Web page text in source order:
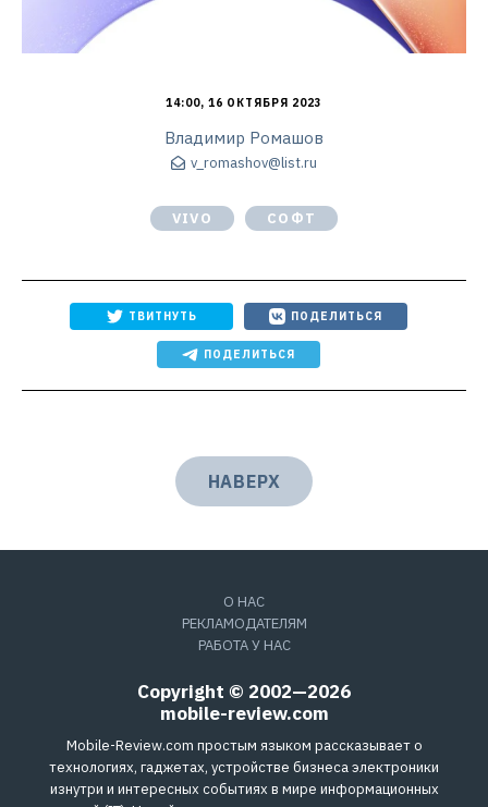
14:00, 16 ОКТЯБРЯ 2023
Владимир Ромашов
v_romashov@list.ru
VIVO СОФТ
ТВИТНУТЬ ПОДЕЛИТЬСЯ
ПОДЕЛИТЬСЯ
НАВЕРХ
О НАС
РЕКЛАМОДАТЕЛЯМ
РАБОТА У НАС
Copyright © 2002—2026
mobile-review.com
Mobile-Review.com простым языком рассказывает о
технологиях, гаджетах, устройстве бизнеса электроники
изнутри и интересных событиях в мире информационных